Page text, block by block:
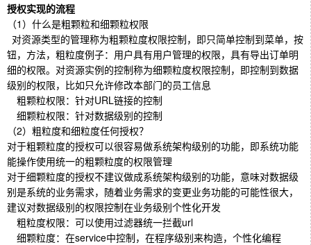
授权实现的流程
（1）什么是粗颗粒和细颗粒权限
对资源类型的管理称为粗颗粒度权限控制，即只简单控制到菜单，按
钮，方法，粗粒度例子：用户具有用户管理的权限，具有导出订单明
细的权限。对资源实例的控制称为细颗粒度权限控制，即控制到数据
级别的权限，比如只允许修改本部门的员工信息
粗颗粒权限：针对URL链接的控制
细颗粒权限：针对数据级别的控制
（2）粗粒度和细粒度任何授权？
对于粗颗粒度的授权可以很容易做系统架构级别的功能，即系统功能
能操作使用统一的粗颗粒度的权限管理
对于细颗粒度的授权不建议做成系统架构级别的功能，意味对数据级
别是系统的业务需求，随着业务需求的变更业务功能的可能性很大，
建议对数据级别的权限控制在业务级别个性化开发
粗粒度权限：可以使用过滤器统一拦截url
细颗粒度：在service中控制，在程序级别来构造，个性化编程